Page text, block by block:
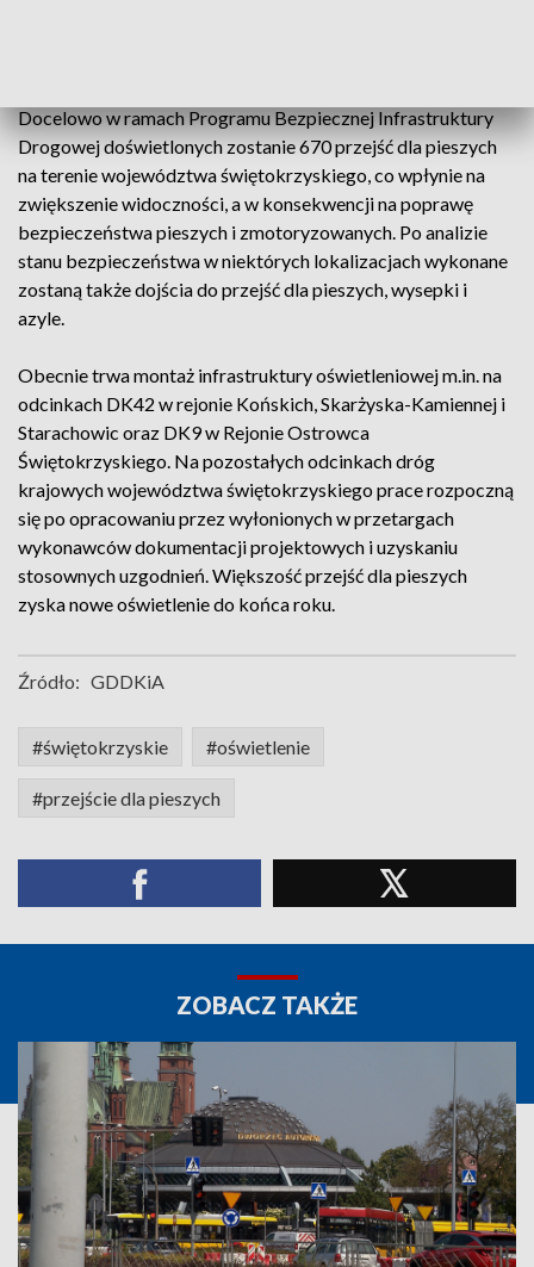
Docelowo w ramach Programu Bezpiecznej Infrastruktury
Drogowej doświetlonych zostanie 670 przejść dla pieszych
na terenie województwa świętokrzyskiego, co wpłynie na
zwiększenie widoczności, a w konsekwencji na poprawę
bezpieczeństwa pieszych i zmotoryzowanych. Po analizie
stanu bezpieczeństwa w niektórych lokalizacjach wykonane
zostaną także dojścia do przejść dla pieszych, wysepki i
azyle.
Obecnie trwa montaż infrastruktury oświetleniowej m.in. na
odcinkach DK42 w rejonie Końskich, Skarżyska-Kamiennej i
Starachowic oraz DK9 w Rejonie Ostrowca
Świętokrzyskiego. Na pozostałych odcinkach dróg
krajowych województwa świętokrzyskiego prace rozpoczną
się po opracowaniu przez wyłonionych w przetargach
wykonawców dokumentacji projektowych i uzyskaniu
stosownych uzgodnień. Większość przejść dla pieszych
zyska nowe oświetlenie do końca roku.
Źródło: GDDKiA
#świętokrzyskie #oświetlenie
#przejście dla pieszych
ZOBACZ TAKŻE